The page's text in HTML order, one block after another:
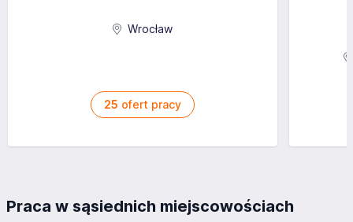
Gi Group jest jedną z największych agencji pracy i
oraz outsourcingu. Nr wpisu do Rejestru Agencji
Zatrudnienia: 2010
Wrocław
25 ofert pracy
Praca w sąsiednich miejscowościach